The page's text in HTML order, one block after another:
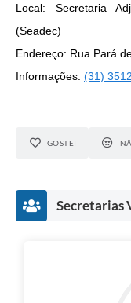
Local: Secretaria
(Seadec)
Endereço: Rua Pará
Informações: (31)
GOSTEI
Secretarias